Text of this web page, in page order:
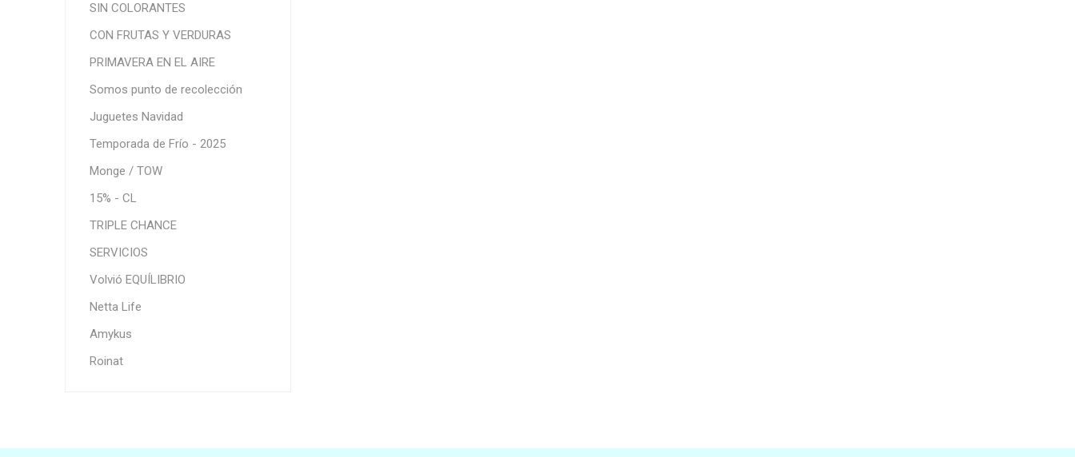
SIN COLORANTES
CON FRUTAS Y VERDURAS
PRIMAVERA EN EL AIRE
Somos punto de recolección
Juguetes Navidad
Temporada de Frío - 2025
Monge / TOW
15% - CL
TRIPLE CHANCE
SERVICIOS
Volvió EQUÍLIBRIO
Netta Life
Amykus
Roinat